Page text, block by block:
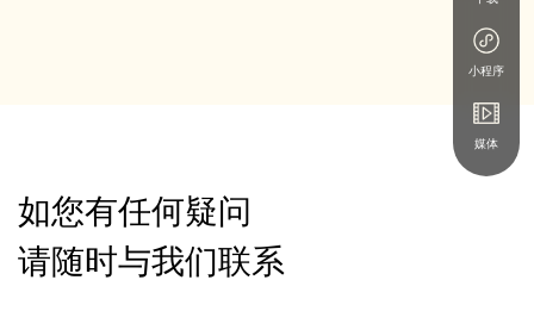
如您有任何疑问
请随时与我们联系
小程序
媒体